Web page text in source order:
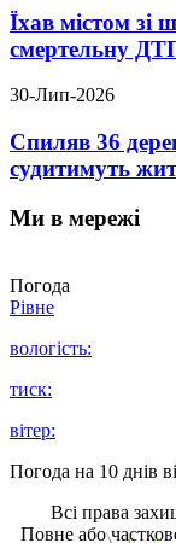
Їхав містом зі
смертельну
30-Лип-2026
Спиляв 36
судитимуть
Ми в мережі
Погода
Рівне
вологість:
тиск:
вітер:
Погода на 10 днів
Всі права
Повне або